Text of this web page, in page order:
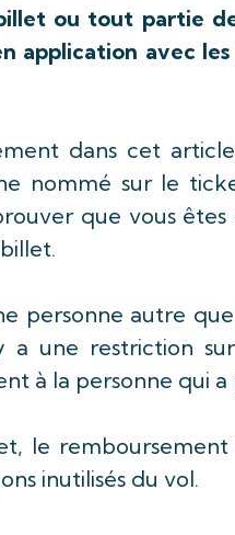
ou tout partie
application avec
dans cet
nommé sur le
que vous
personne autre
une restriction
à la personne qui
le
inutilisés du vol.